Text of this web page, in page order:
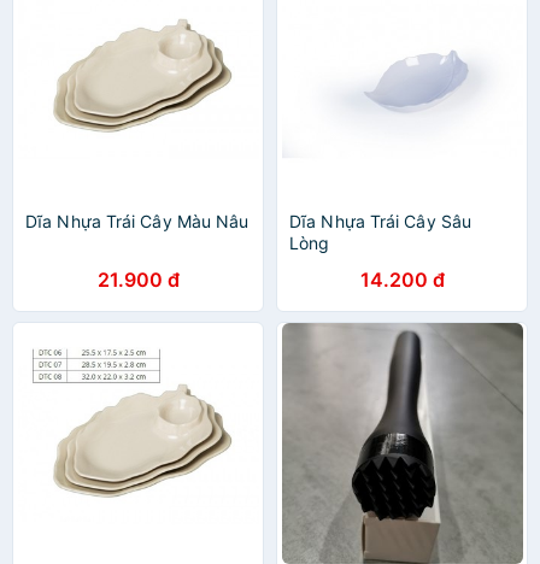
Dĩa Nhựa Trái Cây Màu Nâu
21.900 đ
Dĩa Nhựa Trái Cây Sâu
Lòng
14.200 đ